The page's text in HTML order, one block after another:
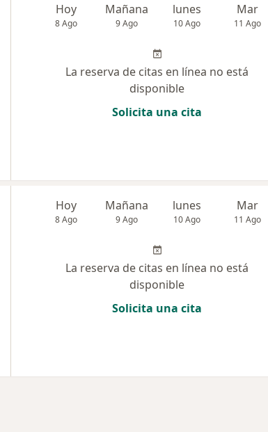
Hoy
8 Ago
Mañana
9 Ago
lunes
10 Ago
Mar
11 Ago
La reserva de citas en línea no está
disponible
Solicita una cita
Hoy
8 Ago
Mañana
9 Ago
lunes
10 Ago
Mar
11 Ago
La reserva de citas en línea no está
disponible
Solicita una cita